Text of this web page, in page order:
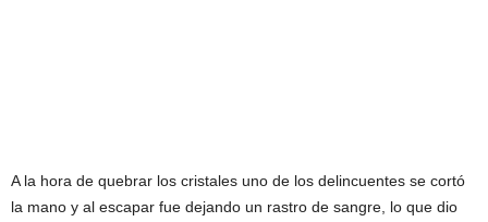
A la hora de quebrar los cristales uno de los delincuentes se cortó
la mano y al escapar fue dejando un rastro de sangre, lo que dio